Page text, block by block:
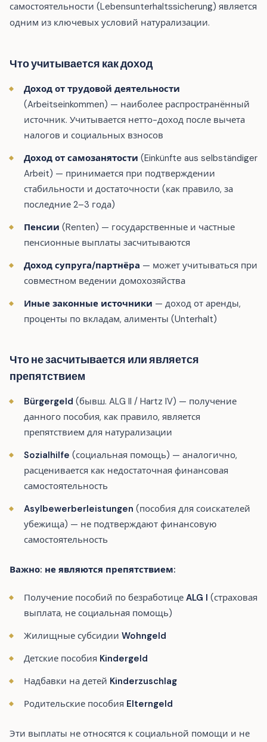
самостоятельности (Lebensunterhaltssicherung) является
одним из ключевых условий натурализации.
Что учитывается как доход
Доход от трудовой деятельности
(Arbeitseinkommen) — наиболее распространённый
источник. Учитывается нетто-доход после вычета
налогов и социальных взносов
Доход от самозанятости (Einkünfte aus selbständiger
Arbeit) — принимается при подтверждении
стабильности и достаточности (как правило, за
последние 2–3 года)
Пенсии (Renten) — государственные и частные
пенсионные выплаты засчитываются
Доход супруга/партнёра — может учитываться при
совместном ведении домохозяйства
Иные законные источники — доход от аренды,
проценты по вкладам, алименты (Unterhalt)
Что не засчитывается или является
препятствием
Bürgergeld (бывш. ALG II / Hartz IV) — получение
данного пособия, как правило, является
препятствием для натурализации
Sozialhilfe (социальная помощь) — аналогично,
расценивается как недостаточная финансовая
самостоятельность
Asylbewerberleistungen (пособия для соискателей
убежища) — не подтверждают финансовую
самостоятельность
Важно: не являются препятствием:
Получение пособий по безработице ALG I (страховая
выплата, не социальная помощь)
Жилищные субсидии Wohngeld
Детские пособия Kindergeld
Надбавки на детей Kinderzuschlag
Родительские пособия Elterngeld
Эти выплаты не относятся к социальной помощи и не